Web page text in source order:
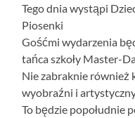
Tego dnia wystąpi
Piosenki
Gośćmi wydarzenia
tańca szkoły Master-
Nie zabraknie również
wyobraźni i
To będzie popołudnie